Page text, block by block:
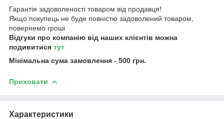
Гарантія задоволеності товаром від продавця!
Якщо покупець не буде повністю задоволений товаром,
повернемо гроші
Відгуки про компанію від наших клієнтів можна
подивитися тут
Мінімальна сума замовлення - 500 грн.
Приховати
Характеристики